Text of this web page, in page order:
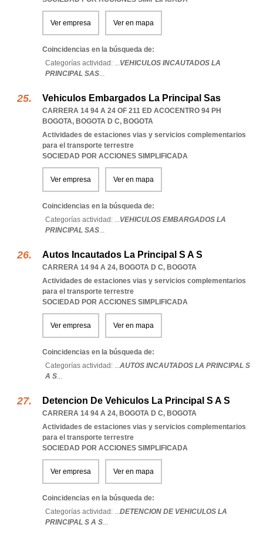
Ver empresa Ver en mapa
Coincidencias en la búsqueda de:
Categorías actividad: ...VEHICULOS INCAUTADOS LA
PRINCIPAL SAS...
Vehiculos Embargados La Principal Sas
CARRERA 14 94 A 24 OF 211 ED ACOCENTRO 94 PH
BOGOTA, BOGOTA D C, BOGOTA
Actividades de estaciones vias y servicios complementarios
para el transporte terrestre
SOCIEDAD POR ACCIONES SIMPLIFICADA
Ver empresa Ver en mapa
Coincidencias en la búsqueda de:
Categorías actividad: ...VEHICULOS EMBARGADOS LA
PRINCIPAL SAS...
Autos Incautados La Principal S A S
CARRERA 14 94 A 24, BOGOTA D C, BOGOTA
Actividades de estaciones vias y servicios complementarios
para el transporte terrestre
SOCIEDAD POR ACCIONES SIMPLIFICADA
Ver empresa Ver en mapa
Coincidencias en la búsqueda de:
Categorías actividad: ...AUTOS INCAUTADOS LA PRINCIPAL S
A S...
Detencion De Vehiculos La Principal S A S
CARRERA 14 94 A 24, BOGOTA D C, BOGOTA
Actividades de estaciones vias y servicios complementarios
para el transporte terrestre
SOCIEDAD POR ACCIONES SIMPLIFICADA
Ver empresa Ver en mapa
Coincidencias en la búsqueda de:
Categorías actividad: ...DETENCION DE VEHICULOS LA
PRINCIPAL S A S...